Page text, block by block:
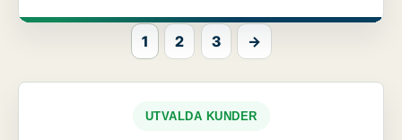
1 2 3 →
UTVALDA KUNDER